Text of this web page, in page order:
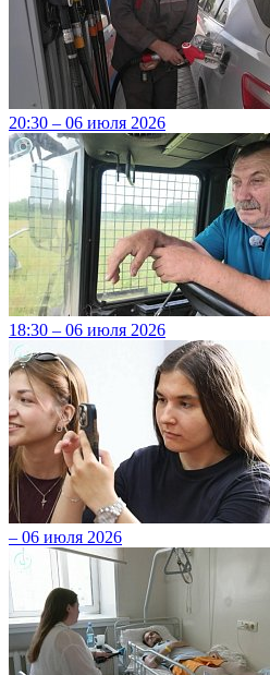
20:30 – 06 июля 2026
18:30 – 06 июля 2026
– 06 июля 2026